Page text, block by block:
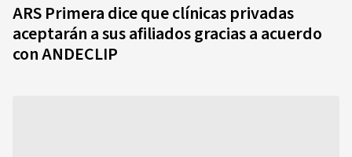
ARS Primera dice que clínicas privadas
aceptarán a sus afiliados gracias a acuerdo
con ANDECLIP